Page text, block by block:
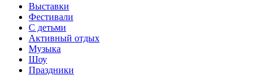
Выставки
Фестивали
С детьми
Активный отдых
Музыка
Шоу
Праздники